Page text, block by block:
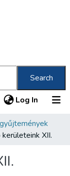
Search
Log In (current)
kerületeink XII.